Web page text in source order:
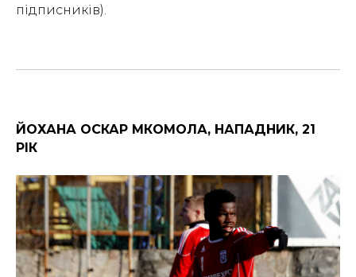
підписників).
ЙОХАНА ОСКАР МКОМОЛА, НАПАДНИК, 21
РІК